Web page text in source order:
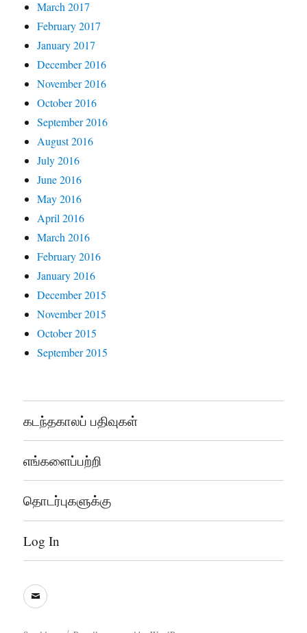
March 2017
February 2017
January 2017
December 2016
November 2016
October 2016
September 2016
August 2016
July 2016
June 2016
May 2016
April 2016
March 2016
February 2016
January 2016
December 2015
November 2015
October 2015
September 2015
கடந்தகாலப் பதிவுகள்
எங்களைப்பற்றி
தொடர்புகளுக்கு
Log In
sooddram@gmail.com